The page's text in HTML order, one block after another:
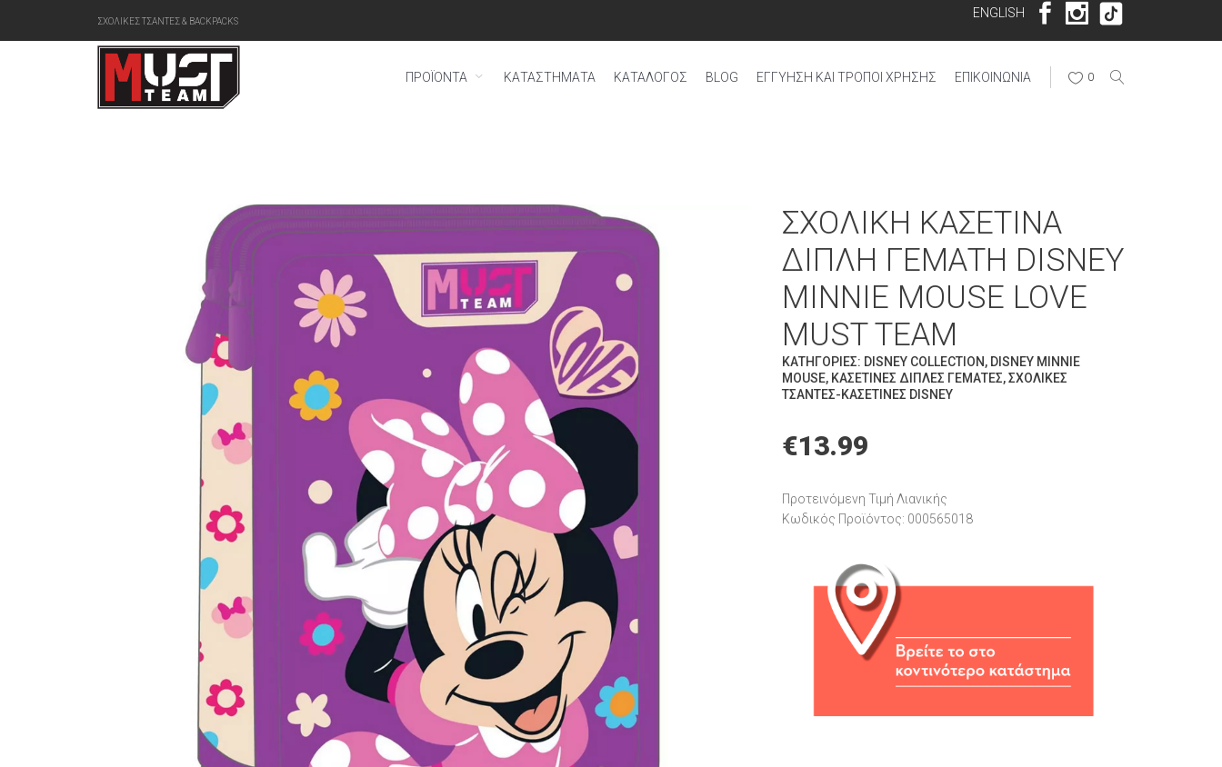
ΣΧΟΛΙΚΕΣ ΤΣΑΝΤΕΣ & BACKPACKS
ENGLISH
ΠΡΟΪΟΝΤΑ ΚΑΤΑΣΤΗΜΑΤΑ ΚΑΤΑΛΟΓΟΣ BLOG ΕΓΓΎΗΣΗ ΚΑΙ ΤΡΌΠΟΙ ΧΡΉΣΗΣ ΕΠΙΚΟΙΝΩΝΊΑ 0
ΣΧΟΛΙΚΉ ΚΑΣΕΤΊΝΑ
ΔΙΠΛΉ ΓΕΜΆΤΗ DISNEY
MINNIE MOUSE LOVE
MUST TEAM
ΚΑΤΗΓΟΡΊΕΣ: DISNEY COLLECTION, DISNEY MINNIE
MOUSE, ΚΑΣΕΤΊΝΕΣ ΔΙΠΛΈΣ ΓΕΜΆΤΕΣ,ΣΧΟΛΙΚΈΣ
ΤΣΆΝΤΕΣ-ΚΑΣΕΤΊΝΕΣ DISNEY
€13.99
Προτεινόμενη Τιμή Λιανικής
Κωδικός Προϊόντος: 000565018